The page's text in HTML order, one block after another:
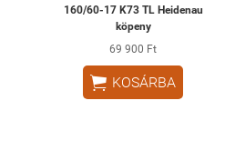
160/60-17 K73 TL Heidenau
köpeny
69 900 Ft
 KOSÁRBA